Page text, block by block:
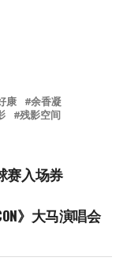
康
余香凝
残影空间
赛入场券
》大马演唱会